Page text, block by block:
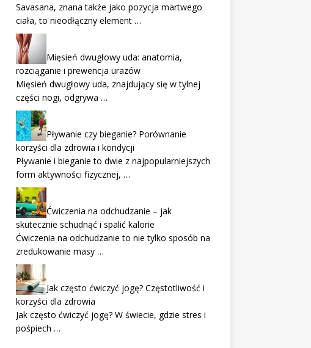
Savasana, znana także jako pozycja martwego
ciała, to nieodłączny element …
Mięsień dwugłowy uda: anatomia,
rozciąganie i prewencja urazów
Mięsień dwugłowy uda, znajdujący się w tylnej
części nogi, odgrywa …
Pływanie czy bieganie? Porównanie
korzyści dla zdrowia i kondycji
Pływanie i bieganie to dwie z najpopularniejszych
form aktywności fizycznej, …
Ćwiczenia na odchudzanie – jak
skutecznie schudnąć i spalić kalorie
Ćwiczenia na odchudzanie to nie tylko sposób na
zredukowanie masy …
Jak często ćwiczyć jogę? Częstotliwość i
korzyści dla zdrowia
Jak często ćwiczyć jogę? W świecie, gdzie stres i
pośpiech …